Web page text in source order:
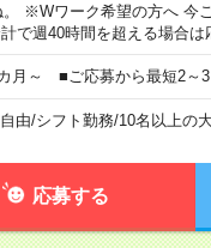
※Wワーク希望の方へ 今
で週40時間を超える場合は
月～ ■ご応募から最短2～
由/シフト勤務/10名以上の
応募する